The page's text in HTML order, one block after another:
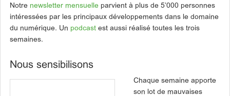
Notre newsletter mensuelle parvient à plus de 5’000 personnes
intéressées par les principaux développements dans le domaine
du numérique. Un podcast est aussi réalisé toutes les trois
semaines.
Nous sensibilisons
Chaque semaine apporte
son lot de mauvaises